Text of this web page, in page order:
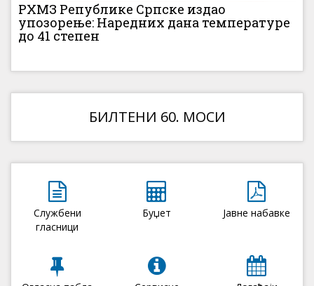
РХМЗ Републике Српске издао
упозорење: Наредних дана температуре
до 41 степен
БИЛТЕНИ 60. МОСИ
Службени
гласници
Буџет Јавне набавке